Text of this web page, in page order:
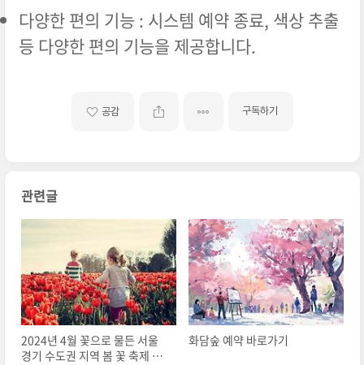
다양한 편의 기능 : 시스템 예약 종료, 색상 추출
등 다양한 편의 기능을 제공합니다.
공감 구독하기
관련글
2024년 4월 꽃으로 물든 서울
경기 수도권 지역 봄 꽃 축제 봄
화담숲 예약 바로가기